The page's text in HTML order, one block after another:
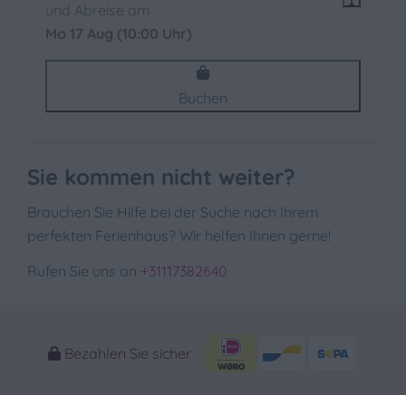
und Abreise am
Mo 17 Aug (10:00 Uhr)
Buchen
Sie kommen nicht weiter?
Brauchen Sie Hilfe bei der Suche nach Ihrem
perfekten Ferienhaus? Wir helfen Ihnen gerne!
Rufen Sie uns an +31117382640
Bezahlen Sie sicher